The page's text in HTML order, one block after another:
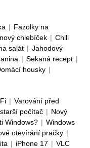
| Fazolky na
chlebíček | Chili
salát | Jahodový
| Sekaná recept |
housky |
| Varování před
počítač | Nový
Windows? | Windows
otevírání pračky |
| iPhone 17 | VLC